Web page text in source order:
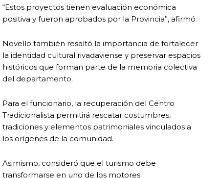
“Estos proyectos tienen evaluación económica
positiva y fueron aprobados por la Provincia”, afirmó.
Novello también resaltó la importancia de fortalecer
la identidad cultural rivadaviense y preservar espacios
históricos que forman parte de la memoria colectiva
del departamento.
Para el funcionario, la recuperación del Centro
Tradicionalista permitirá rescatar costumbres,
tradiciones y elementos patrimoniales vinculados a
los orígenes de la comunidad.
Asimismo, consideró que el turismo debe
transformarse en uno de los motores